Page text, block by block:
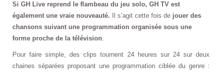
Si GH Live reprend le flambeau du jeu solo, GH TV est
également une vraie nouveauté. Il s’agit cette fois de jouer des
chansons suivant une programmation organisée sous une
forme proche de la télévision.
Pour faire simple, des clips tournent 24 heures sur 24 sur deux
chaines séparées proposant une programmation ciblée du genre :